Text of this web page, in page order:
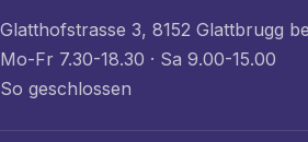
Glatthofstrasse 3, 8152 Glattbrugg
Mo-Fr 7.30-18.30 · Sa 9.00-15.00
So geschlossen